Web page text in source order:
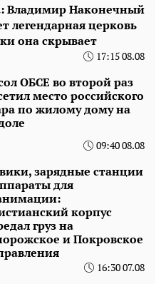
Владимир Наконечный
легендарная церковь
она скрывает
17:15 08.08
ОБСЕ во второй раз
место российского
по жилому дому на
09:40 08.08
зарядные станции
для
корпус
груз на
и Покровское
16:30 07.08